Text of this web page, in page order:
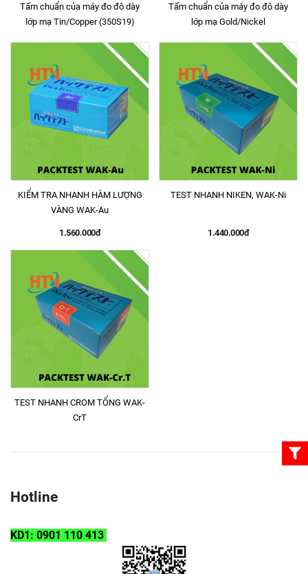
Tấm chuẩn của máy đo đô dày
lớp mạ Tin/Copper (350S19)
Tấm chuẩn của máy đo đô dày
lớp mạ Gold/Nickel
KIỂM TRA NHANH HÀM LƯỢNG
VÀNG WAK-Au
1.560.000đ
TEST NHANH NIKEN, WAK-Ni
1.440.000đ
TEST NHANH CROM TỔNG WAK-
CrT
Hotline
KD1: 0901 110 413